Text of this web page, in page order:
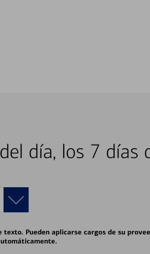
día, los 7 días
Pueden aplicarse cargos de su